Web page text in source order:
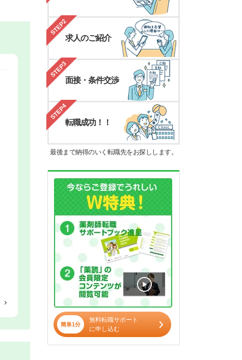
STEP2
求人のご紹介
STEP3
面接・条件交渉
STEP4
転職成功！！
最後まで納得のいく転職先をお探しします。
簡単1分
無料転職サポート
に申し込む